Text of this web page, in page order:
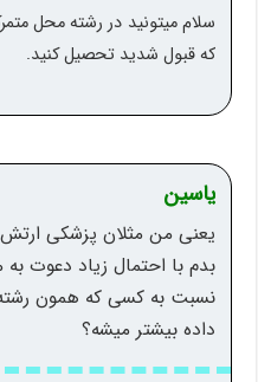
سلام میتونید در رشته محل
که قبول شدید تحصیل کنید.
یاسین
یعنی من مثلان پزشکی ارتش
بدم با احتمال زیاد دعوت
نسبت به کسی که همون
داده بیشتر میشه؟